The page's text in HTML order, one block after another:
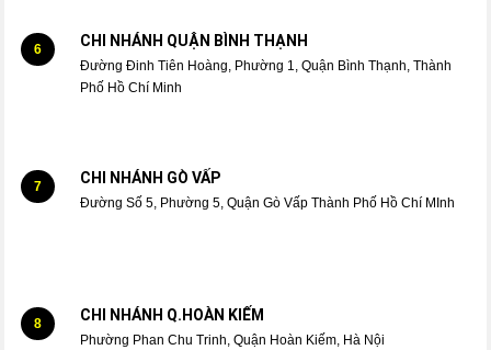
6 CHI NHÁNH QUẬN BÌNH THẠNH
Đường Đinh Tiên Hoàng, Phường 1, Quận Bình Thạnh, Thành
Phố Hồ Chí Minh
7 CHI NHÁNH GÒ VẤP
Đường Số 5, Phường 5, Quận Gò Vấp Thành Phố Hồ Chí MInh
8 CHI NHÁNH Q.HOÀN KIẾM
Phường Phan Chu Trinh, Quận Hoàn Kiếm, Hà Nội